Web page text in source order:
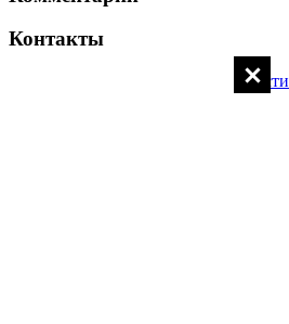
Контакты
Политика конфиденциальности